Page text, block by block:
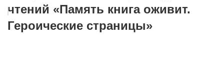
чтений «Память книга оживит.
Героические страницы»